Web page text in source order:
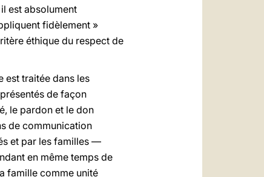
est absolument
fidèlement »
éthique du respect de
est traitée dans les
de façon
le pardon et le don
de communication
et par les familles —
en même temps de
famille comme unité